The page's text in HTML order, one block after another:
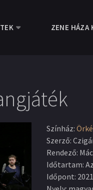
ZENE HÁZA
Színház:
Szerző:
Rendező:
Időtartam:
Időpont: